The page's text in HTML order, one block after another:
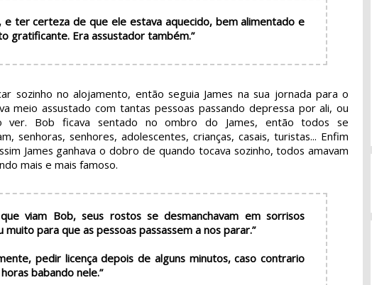
e ter certeza de que ele estava aquecido, bem alimentado e
gratificante. Era assustador também.”
sozinho no alojamento, então seguia James na sua jornada para o
meio assustado com tantas pessoas passando depressa por ali, ou
ver. Bob ficava sentado no ombro do James, então todos se
senhoras, senhores, adolescentes, crianças, casais, turistas... Enfim
James ganhava o dobro de quando tocava sozinho, todos amavam
mais e mais famoso.
viam Bob, seus rostos se desmanchavam em sorrisos
para que as pessoas passassem a nos parar.”
pedir licença depois de alguns minutos, caso contrario
babando nele.”